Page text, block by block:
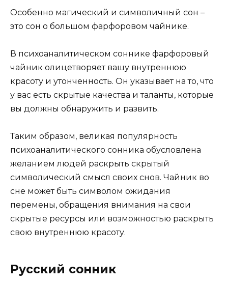
Особенно магический и символичный сон –
это сон о большом фарфоровом чайнике.
В психоаналитическом соннике фарфоровый
чайник олицетворяет вашу внутреннюю
красоту и утонченность. Он указывает на то, что
у вас есть скрытые качества и таланты, которые
вы должны обнаружить и развить.
Таким образом, великая популярность
психоаналитического сонника обусловлена
желанием людей раскрыть скрытый
символический смысл своих снов. Чайник во
сне может быть символом ожидания
перемены, обращения внимания на свои
скрытые ресурсы или возможностью раскрыть
свою внутреннюю красоту.
Русский сонник